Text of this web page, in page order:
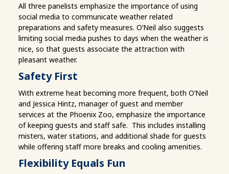
All three panelists emphasize the importance of using
social media to communicate weather related
preparations and safety measures. O’Neil also suggests
limiting social media pushes to days when the weather is
nice, so that guests associate the attraction with
pleasant weather.
Safety First
With extreme heat becoming more frequent, both O’Neil
and Jessica Hintz, manager of guest and member
services at the Phoenix Zoo, emphasize the importance
of keeping guests and staff safe. This includes installing
misters, water stations, and additional shade for guests
while offering staff more breaks and cooling amenities.
Flexibility Equals Fun